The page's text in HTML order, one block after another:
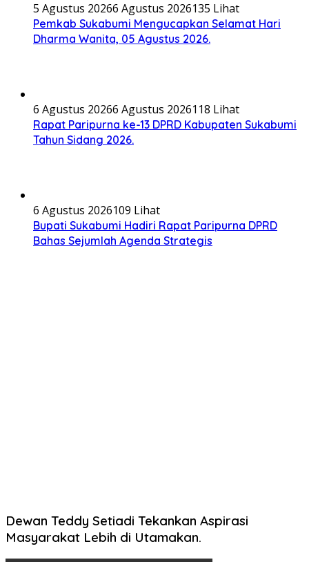
5 Agustus 20266 Agustus 2026135 Lihat
Pemkab Sukabumi Mengucapkan Selamat Hari
Dharma Wanita, 05 Agustus 2026.
6 Agustus 20266 Agustus 2026118 Lihat
Rapat Paripurna ke-13 DPRD Kabupaten Sukabumi
Tahun Sidang 2026.
6 Agustus 2026109 Lihat
Bupati Sukabumi Hadiri Rapat Paripurna DPRD
Bahas Sejumlah Agenda Strategis
Dewan Teddy Setiadi Tekankan Aspirasi
Masyarakat Lebih di Utamakan.